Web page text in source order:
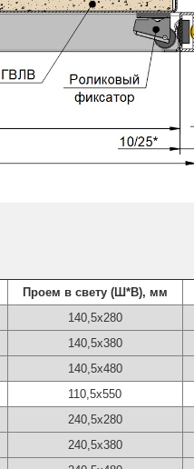
Проем в свету (Ш*В), мм
140,5х280
140,5х380
140,5х480
110,5х550
240,5х280
240,5х380